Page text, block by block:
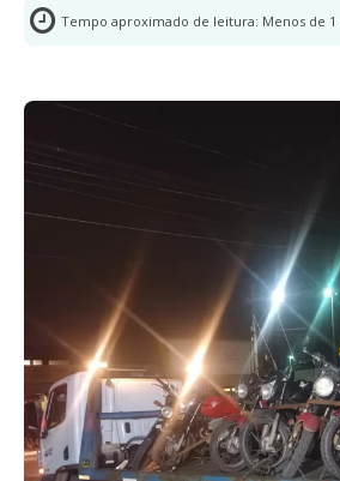
Tempo aproximado de leitura: Menos de 1